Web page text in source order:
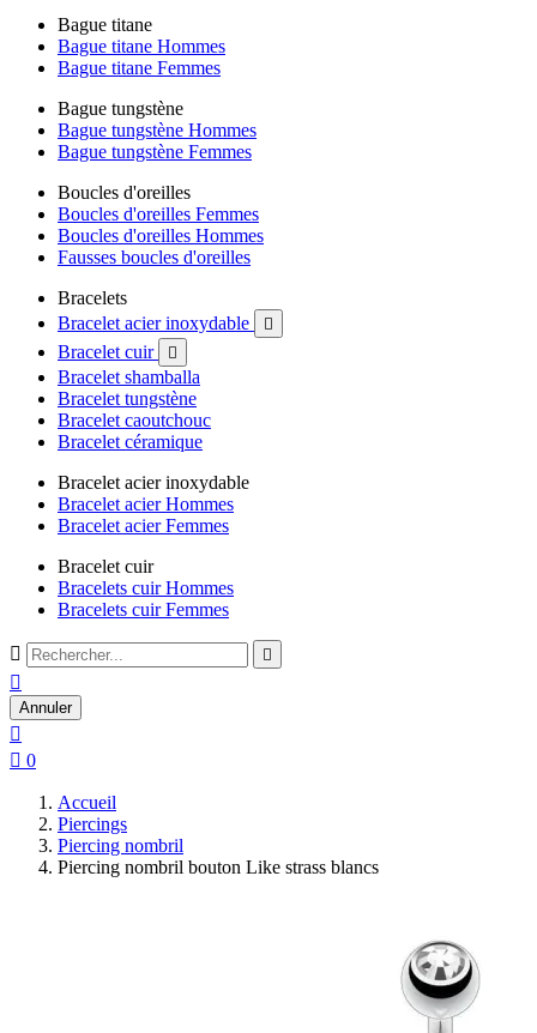
Bague titane
Bague titane Hommes
Bague titane Femmes
Bague tungstène
Bague tungstène Hommes
Bague tungstène Femmes
Boucles d'oreilles
Boucles d'oreilles Femmes
Boucles d'oreilles Hommes
Fausses boucles d'oreilles
Bracelets
Bracelet acier inoxydable

Bracelet cuir 
Bracelet shamballa
Bracelet tungstène
Bracelet caoutchouc
Bracelet céramique
Bracelet acier inoxydable
Bracelet acier Hommes
Bracelet acier Femmes
Bracelet cuir
Bracelets cuir Hommes
Bracelets cuir Femmes
 

Annuler

 0
Accueil
Piercings
Piercing nombril
Piercing nombril bouton Like strass blancs